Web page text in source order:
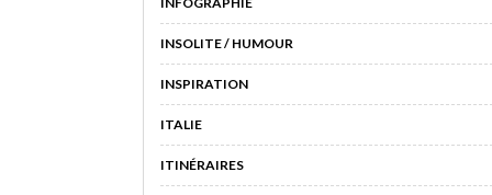
INSOLITE / HUMOUR
INSPIRATION
ITALIE
ITINÉRAIRES